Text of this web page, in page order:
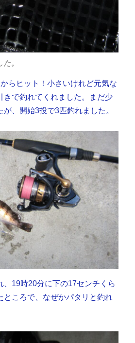
。
らヒット！小さいけれど元気な
きで釣れてくれました。まだ少
が、開始3投で3匹釣れました。
、19時20分に下の17センチくら
ところで、なぜかパタリと釣れ